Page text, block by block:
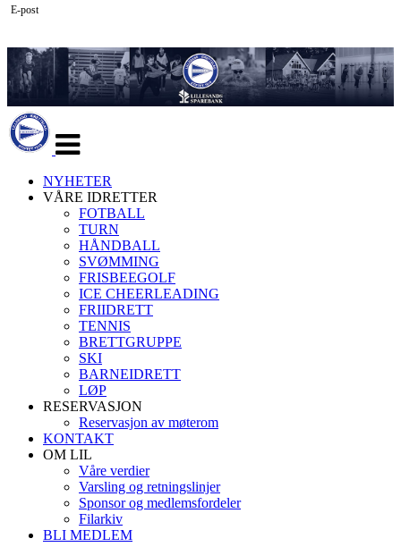
navigasjon
NYHETER
VÅRE IDRETTER
FOTBALL
TURN
HÅNDBALL
SVØMMING
FRISBEEGOLF
ICE CHEERLEADING
FRIIDRETT
TENNIS
BRETTGRUPPE
SKI
BARNEIDRETT
LØP
RESERVASJON
Reservasjon av møterom
KONTAKT
OM LIL
Våre verdier
Varsling og retningslinjer
Sponsor og medlemsfordeler
Filarkiv
BLI MEDLEM
E-post